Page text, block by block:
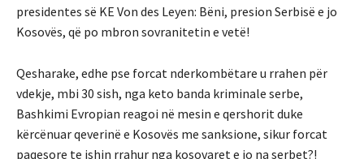
presidentes së KE Von des Leyen: Bëni, presion Serbisë e jo
Kosovës, që po mbron sovranitetin e vetë!
Qesharake, edhe pse forcat nderkombëtare u rrahen për
vdekje, mbi 30 sish, nga keto banda kriminale serbe,
Bashkimi Evropian reagoi në mesin e qershorit duke
kërcënuar qeverinë e Kosovës me sanksione, sikur forcat
paqesore te ishin rrahur nga kosovaret e jo na serbet?!